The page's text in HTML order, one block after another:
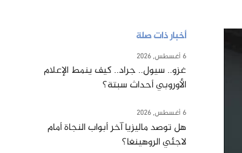
أخبار ذات صلة
6 أغسطس, 2026
غزو.. سيول.. جراد.. كيف ينمط الإعلام
الأوروبي أحداث سبتة؟
6 أغسطس, 2026
هل توصد ماليزيا آخر أبواب النجاة أمام
لاجئي الروهينغا؟